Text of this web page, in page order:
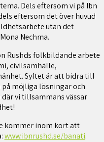
Dels eftersom vi på Ibn
eftersom det över huvud
utan det
Nechma.
Rushds folkbildande arbete
civilsamhälle,
Syftet är att bidra till
möjliga lösningar och
vi tillsammans vässar
kommer inom kort att
www.ibnrushd.se/banati.